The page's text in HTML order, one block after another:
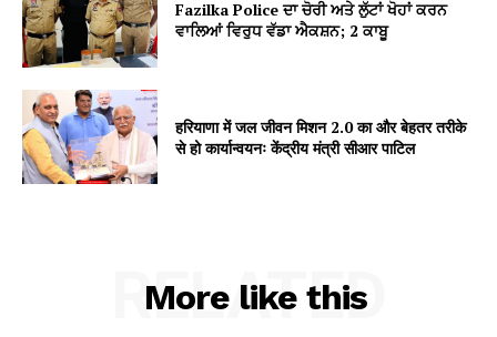
Fazilka Police ਦਾ ਚੋਰੀ ਅਤੇ ਲੁੱਟਾਂ ਖੋਹਾਂ ਕਰਨ
ਵਾਲਿਆਂ ਵਿਰੁਧ ਵੱਡਾ ਐਕਸ਼ਨ; 2 ਕਾਬੂ
हरियाणा में जल जीवन मिशन 2.0 का और बेहतर तरीके
से हो कार्यान्वयनः केंद्रीय मंत्री सीआर पाटिल
More like this
RELATED